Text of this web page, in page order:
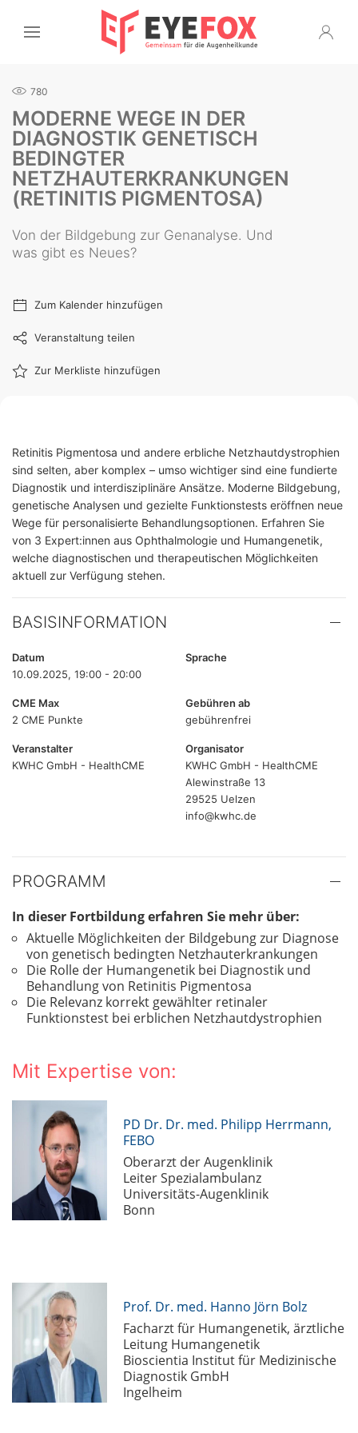
780
MODERNE WEGE IN DER
DIAGNOSTIK GENETISCH
BEDINGTER
NETZHAUTERKRANKUNGEN
(RETINITIS PIGMENTOSA)
Von der Bildgebung zur Genanalyse. Und
was gibt es Neues?
Zum Kalender hinzufügen
Veranstaltung teilen
Zur Merkliste hinzufügen
Retinitis Pigmentosa und andere erbliche Netzhautdystrophien
sind selten, aber komplex – umso wichtiger sind eine fundierte
Diagnostik und interdisziplinäre Ansätze. Moderne Bildgebung,
genetische Analysen und gezielte Funktionstests eröffnen neue
Wege für personalisierte Behandlungsoptionen. Erfahren Sie
von 3 Expert:innen aus Ophthalmologie und Humangenetik,
welche diagnostischen und therapeutischen Möglichkeiten
aktuell zur Verfügung stehen.
BASISINFORMATION
Datum
10.09.2025, 19:00 - 20:00
Sprache
CME Max
2 CME Punkte
Gebühren ab
gebührenfrei
Veranstalter
KWHC GmbH - HealthCME
Organisator
KWHC GmbH - HealthCME
Alewinstraße 13
29525 Uelzen
info@kwhc.de
PROGRAMM
In dieser Fortbildung erfahren Sie mehr über:
Aktuelle Möglichkeiten der Bildgebung zur Diagnose
von genetisch bedingten Netzhauterkrankungen
Die Rolle der Humangenetik bei Diagnostik und
Behandlung von Retinitis Pigmentosa
Die Relevanz korrekt gewählter retinaler
Funktionstest bei erblichen Netzhautdystrophien
Mit Expertise von:
PD Dr. Dr. med. Philipp Herrmann,
FEBO
Oberarzt der Augenklinik
Leiter Spezialambulanz
Universitäts-Augenklinik
Bonn
Prof. Dr. med. Hanno Jörn Bolz
Facharzt für Humangenetik, ärztliche
Leitung Humangenetik
Bioscientia Institut für Medizinische
Diagnostik GmbH
Ingelheim